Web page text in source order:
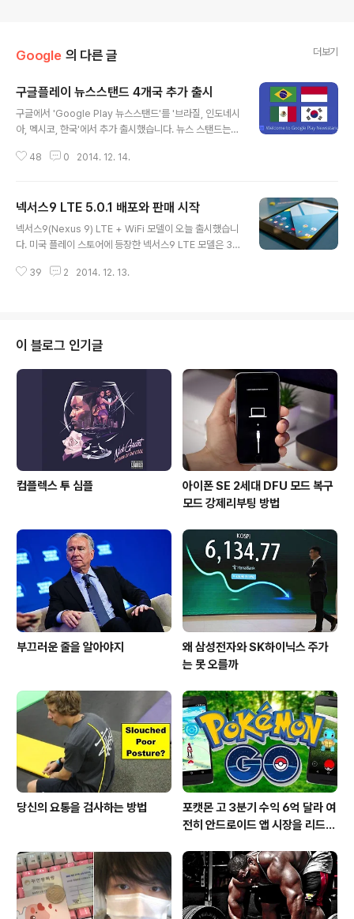
Google 의 다른 글 더보기
구글플레이 뉴스스탠드 4개국 추가 출시
구글에서 'Google Play 뉴스스탠드'를 '브라질, 인도네시
아, 멕시코, 한국'에서 추가 출시했습니다. 뉴스 스탠드는
(hub) 역할로, 구글 플레이 팀의 Goolge+를 통해서 이
다는 계획을 가지고 있습니다. 플레이 뮤직, 플레이 무비와
TV 등이 포함됩니다. cf. Google Support 뉴스 스탠드
사용방법(1, 2) 뉴스스탠드의 특징은, '다운로드' 기능을 제
를 제공중이고 국내외 매체들의 기사를 구독할 수 있으며, i
48 0 2014. 12. 14.
넥서스9 LTE 5.0.1 배포와 판매 시작
넥서스9(Nexus 9) LTE + WiFi 모델이 오늘 출시했습니
다. 미국 플레이 스토어에 등장한 넥서스9 LTE 모델은 32
전합니다. LTE 모델은 32GB 만 출시되며 16GB는 출시
가 6만원 더 비쌉니다.(삼성 스마트폰 '생각하면' 이런걸 한
국 차별이라 부르기는 어렵습니다.) 이와 함께, 구글에서는
넥서스9 LTE 모델을 대상으로 하는 안드로이드 롤리팝 5.
0.1 팩토리 이미지도 함께 배포했습니다. Download Ne
xux 9 LTE (LRX22C) fac..
39 2 2014. 12. 13.
이 블로그 인기글
컴플렉스 투 심플
아이폰 SE 2세대 DFU 모드 복구
모드 강제리부팅 방법
부끄러운 줄을 알아야지
왜 삼성전자와 SK하이닉스 주가
는 못 오를까
당신의 요통을 검사하는 방법
포캣몬 고 3분기 수익 6억 달라 여
전히 안드로이드 앱 시장을 리드